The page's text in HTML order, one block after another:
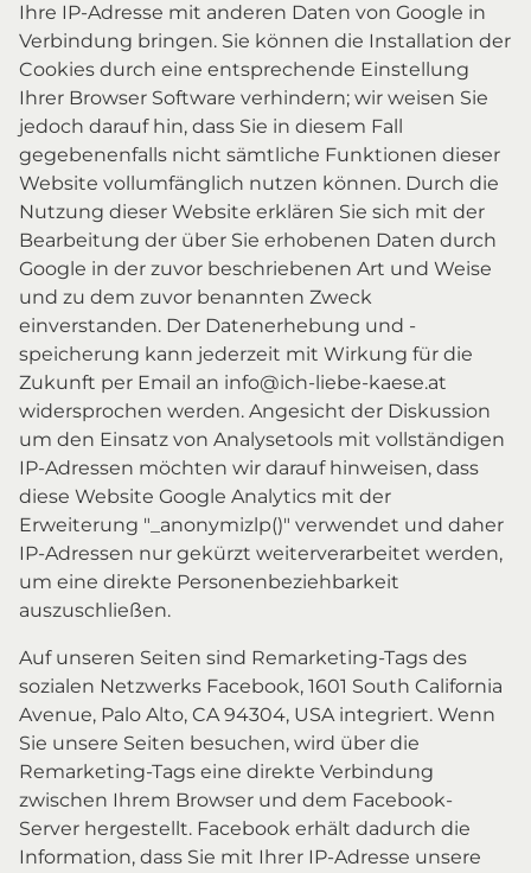
Ihre IP-Adresse mit anderen Daten von Google in
Verbindung bringen. Sie können die Installation der
Cookies durch eine entsprechende Einstellung
Ihrer Browser Software verhindern; wir weisen Sie
jedoch darauf hin, dass Sie in diesem Fall
gegebenenfalls nicht sämtliche Funktionen dieser
Website vollumfänglich nutzen können. Durch die
Nutzung dieser Website erklären Sie sich mit der
Bearbeitung der über Sie erhobenen Daten durch
Google in der zuvor beschriebenen Art und Weise
und zu dem zuvor benannten Zweck
einverstanden. Der Datenerhebung und -
speicherung kann jederzeit mit Wirkung für die
Zukunft per Email an info@ich-liebe-kaese.at
widersprochen werden. Angesicht der Diskussion
um den Einsatz von Analysetools mit vollständigen
IP-Adressen möchten wir darauf hinweisen, dass
diese Website Google Analytics mit der
Erweiterung "_anonymizlp()" verwendet und daher
IP-Adressen nur gekürzt weiterverarbeitet werden,
um eine direkte Personenbeziehbarkeit
auszuschließen.
Auf unseren Seiten sind Remarketing-Tags des
sozialen Netzwerks Facebook, 1601 South California
Avenue, Palo Alto, CA 94304, USA integriert. Wenn
Sie unsere Seiten besuchen, wird über die
Remarketing-Tags eine direkte Verbindung
zwischen Ihrem Browser und dem Facebook-
Server hergestellt. Facebook erhält dadurch die
Information, dass Sie mit Ihrer IP-Adresse unsere